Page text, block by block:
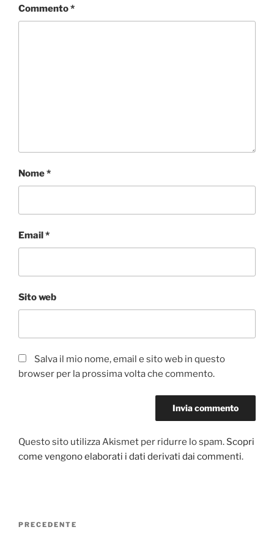
Commento*
Nome*
Email*
Sito web
Salva il mio nome, email e sito web in questo
browser per la prossima volta che commento.
Questo sito utilizza Akismet per ridurre lo spam. Scopri
come vengono elaborati i dati derivati dai commenti.
Navigazione
Articolo
PRECEDENTE